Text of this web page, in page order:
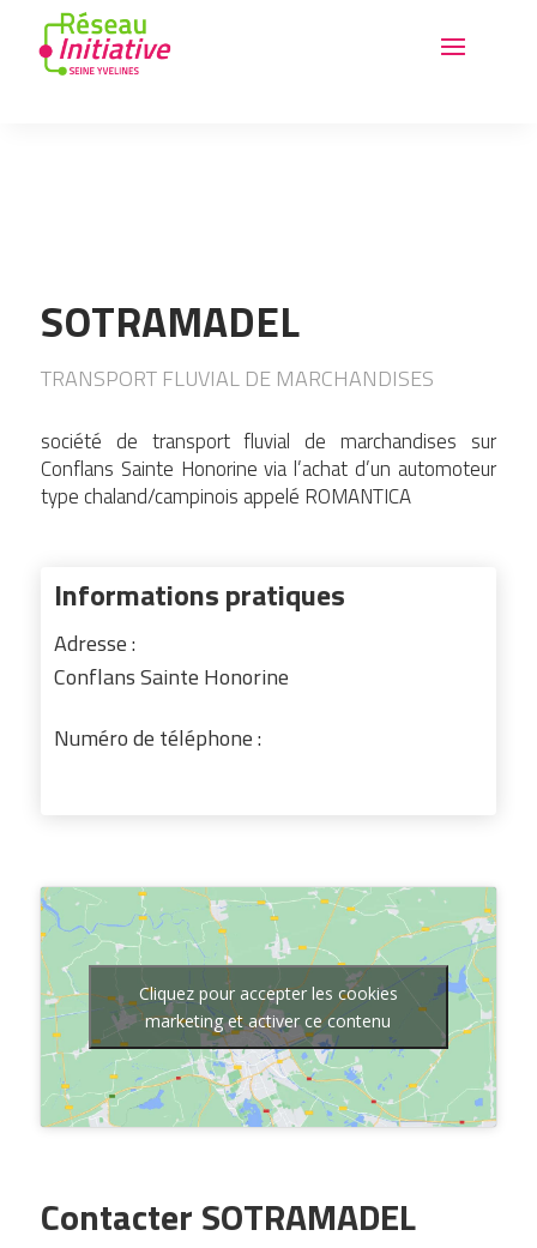
SOTRAMADEL
TRANSPORT FLUVIAL DE MARCHANDISES
société de transport fluvial de marchandises sur
Conflans Sainte Honorine via l’achat d’un automoteur
type chaland/campinois appelé ROMANTICA
Informations pratiques
Adresse :
Conflans Sainte Honorine
Numéro de téléphone :
Cliquez pour accepter les cookies
marketing et activer ce contenu
Contacter SOTRAMADEL